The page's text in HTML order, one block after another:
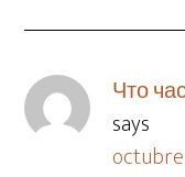
Что
says
octubre